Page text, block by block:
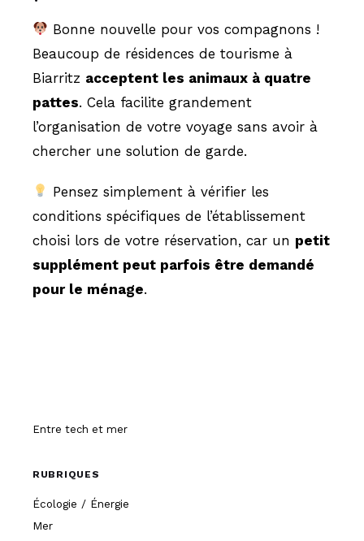
Bonne nouvelle pour vos compagnons !
Beaucoup de résidences de tourisme à
Biarritz acceptent les animaux à quatre
pattes. Cela facilite grandement
l’organisation de votre voyage sans avoir à
chercher une solution de garde.
Pensez simplement à vérifier les
conditions spécifiques de l’établissement
choisi lors de votre réservation, car un petit
supplément peut parfois être demandé
pour le ménage.
Entre tech et mer
RUBRIQUES
Écologie / Énergie
Mer